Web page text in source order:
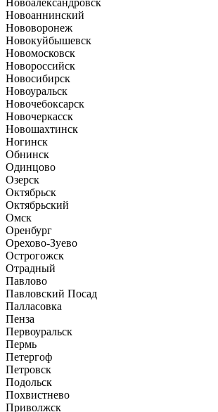
Новоалександровск
Новоаннинский
Нововоронеж
Новокуйбышевск
Новомосковск
Новороссийск
Новосибирск
Новоуральск
Новочебоксарск
Новочеркасск
Новошахтинск
Ногинск
Обнинск
Одинцово
Озерск
Октябрьск
Октябрьский
Омск
Оренбург
Орехово-Зуево
Острогожск
Отрадный
Павлово
Павловский Посад
Палласовка
Пенза
Первоуральск
Пермь
Петергоф
Петровск
Подольск
Похвистнево
Приволжск